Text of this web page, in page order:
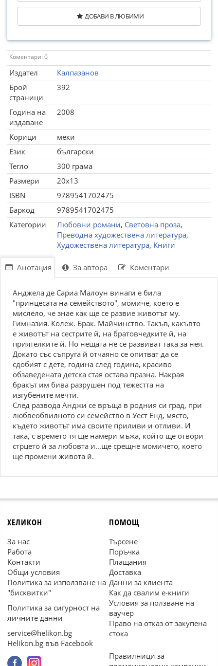
ДОБАВИ В ЛЮБИМИ
Коментари: 0
Издател
Калпазанов
Брой
страници
392
Година на
издаване
2008
Корици
меки
Език
български
Тегло
300 грама
Размери
20x13
ISBN
9789541702475
Баркод
9789541702475
Категории
Любовни романи, Световна проза,
Преводна художествена литература,
Художествена литература, Книги
Анотация За автора Коментари
Анджела де Сариа Малоун винаги е била
"принцесата на семейството", момиче, което е
мислело, че знае как ще се развие животът му.
Гимназия. Колеж. Брак. Майчинство. Такъв, какъвто
е животът на сестрите й, на братовчедките й, на
приятелките й. Но нещата не се развиват така за нея.
Докато със съпруга й отчаяно се опитват да се
сдобият с дете, година след година, красиво
обзаведената детска стая остава празна. Накрая
бракът им бива разрушен под тежестта на
изгубените мечти.
След развода Анджи се връща в родния си град, при
любвеобвилното си семейство в Уест Енд, място,
където животът има своите приливи и отливи. И
така, с времето тя ще намери мъжа, който ще отвори
стрцето й за любовта и...ще срещне момичето, което
ще промени живота й.
ХЕЛИКОН
За нас
Работа
Контакти
Общи условия
Политика за използване на
"бисквитки"
Политика за сигурност на
личните данни
service@helikon.bg
Helikon.bg във Facebook
ПОМОЩ
Търсене
Поръчка
Плащания
Доставка
Данни за клиента
Как да свалим е-книги
Условия за ползване на
ваучер
Право на отказ от закупена
стока
Правилници за